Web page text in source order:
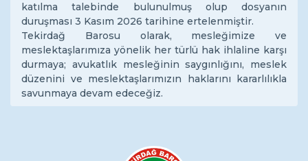
katılma talebinde bulunulmuş olup dosyanın
duruşması 3 Kasım 2026 tarihine ertelenmiştir.
Tekirdağ Barosu olarak, mesleğimize ve
meslektaşlarımıza yönelik her türlü hak ihlaline karşı
durmaya; avukatlık mesleğinin saygınlığını, meslek
düzenini ve meslektaşlarımızın haklarını kararlılıkla
savunmaya devam edeceğiz.